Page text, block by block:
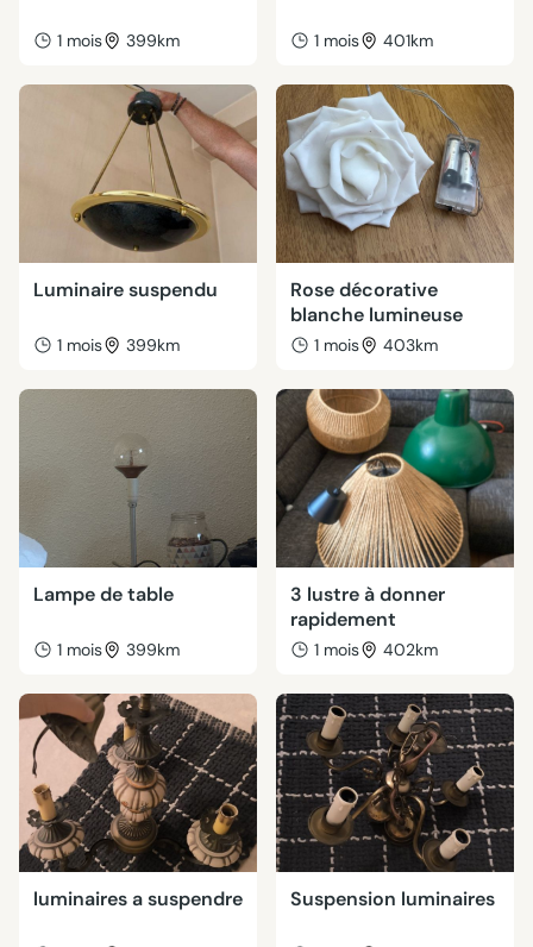
1 mois 399km 1 mois 401km
Luminaire suspendu
1 mois 399km
Rose décorative
blanche lumineuse
1 mois 403km
Lampe de table
1 mois 399km
3 lustre à donner
rapidement
1 mois 402km
luminaires a suspendre Suspension luminaires